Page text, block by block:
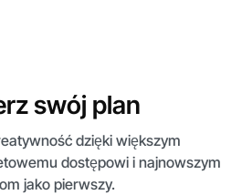
swój plan
dzięki większym
dostępowi i najnowszym
jako pierwszy.